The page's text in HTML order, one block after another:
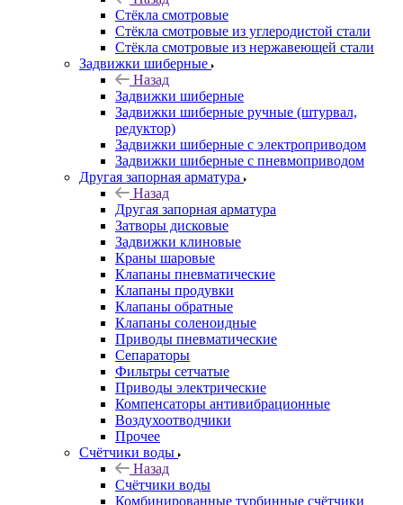
Стёкла смотровые
Стёкла смотровые из углеродистой стали
Стёкла смотровые из нержавеющей стали
Задвижки шиберные
Назад
Задвижки шиберные
Задвижки шиберные ручные (штурвал,
редуктор)
Задвижки шиберные с электроприводом
Задвижки шиберные с пневмоприводом
Другая запорная арматура
Назад
Другая запорная арматура
Затворы дисковые
Задвижки клиновые
Краны шаровые
Клапаны пневматические
Клапаны продувки
Клапаны обратные
Клапаны соленоидные
Приводы пневматические
Сепараторы
Фильтры сетчатые
Приводы электрические
Компенсаторы антивибрационные
Воздухоотводчики
Прочее
Счётчики воды
Назад
Счётчики воды
Комбинированные турбинные счётчики